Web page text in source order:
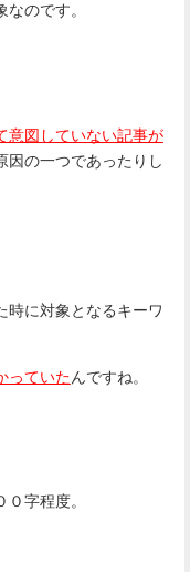
のです。
意図していない記事が
因の一つであったりし
時に対象となるキーワ
っていたんですね。
字程度。